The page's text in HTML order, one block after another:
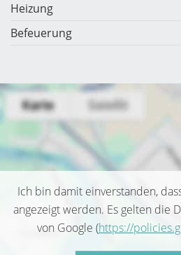
Heizung
Befeuerung
Ich bin damit einverstanden,
angezeigt werden. Es gelten die
von Google (https://